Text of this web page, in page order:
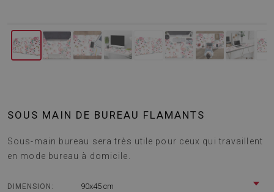
SOUS MAIN DE BUREAU FLAMANTS
Sous-main bureau sera très utile pour ceux qui travaillent
en mode bureau à domicile.
DIMENSION: 90x45 cm